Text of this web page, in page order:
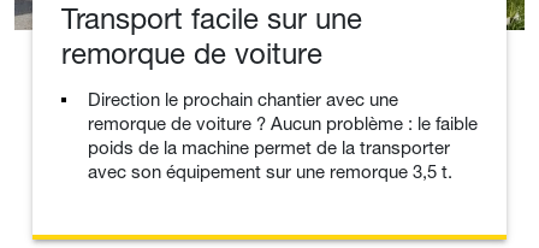
Transport facile sur une
remorque de voiture
Direction le prochain chantier avec une
remorque de voiture ? Aucun problème : le faible
poids de la machine permet de la transporter
avec son équipement sur une remorque 3,5 t.